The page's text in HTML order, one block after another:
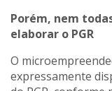
Porém, nem
elaborar o PGR
O
expressamente